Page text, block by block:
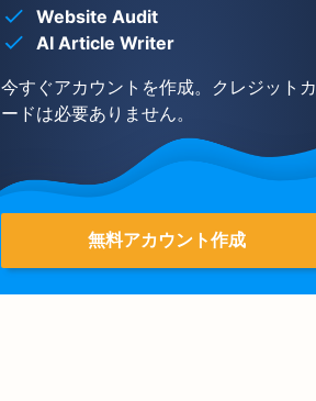
Website Audit
AI Article Writer
今すぐアカウントを作成。クレジットカ
ードは必要ありません。
無料アカウント作成